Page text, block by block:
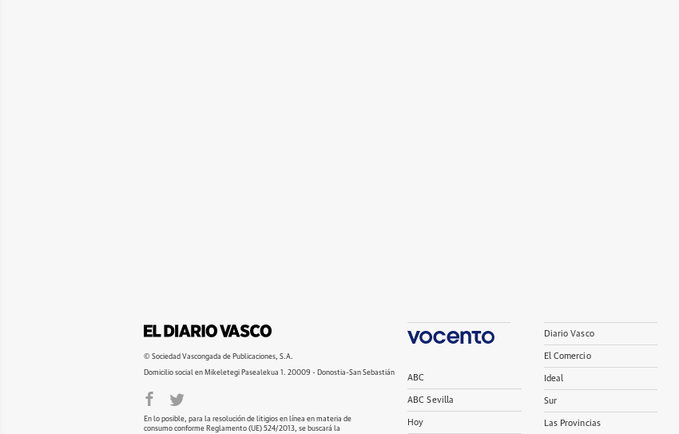
© Sociedad Vascongada de Publicaciones, S.A.
Domicilio social en Mikeletegi Pasealekua 1. 20009 - Donostia-San Sebastián
En lo posible, para la resolución de litigios en línea en materia de
consumo conforme Reglamento (UE) 524/2013, se buscará la
ABC
ABC Sevilla
Hoy
Diario Vasco
El Comercio
Ideal
Sur
Las Provincias